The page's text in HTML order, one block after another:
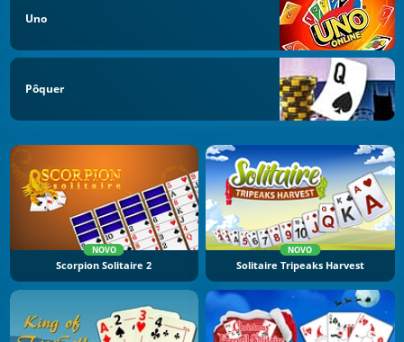
Uno
Pôquer
NOVO
Scorpion Solitaire 2
NOVO
Solitaire Tripeaks Harvest